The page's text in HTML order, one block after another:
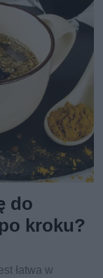
do
kroku?
łatwa w